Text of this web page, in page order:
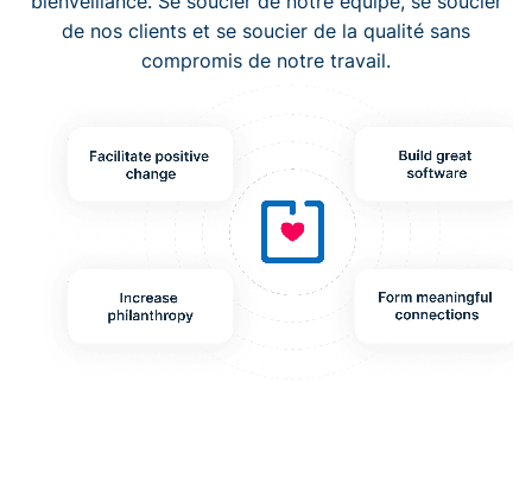
de nos clients et se soucier de la qualité sans
compromis de notre travail.